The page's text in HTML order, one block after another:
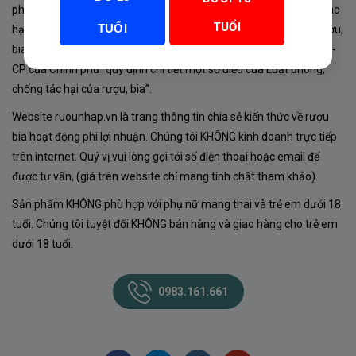
phủ về sản xuất, kinh doanh rượu. Tuân thủ Luật “phòng chống tác
hại của rượu, bia” số 44/2019/QH14-Điều 16 về “điều kiện bán rượu,
bia theo hình thức thương mại điện tử”; Nghị định số 24/2020/NĐ-
CP của Chính phủ “quy định chi tiết một số điều của Luật phòng,
chống tác hại của rượu, bia”.
Website ruounhap.vn là trang thông tin chia sẻ kiến thức về rượu
bia hoạt động phi lợi nhuận. Chúng tôi KHÔNG kinh doanh trực tiếp
trên internet. Quý vị vui lòng gọi tới số điện thoại hoặc email để
được tư vấn, (giá trên website chỉ mang tính chất tham khảo).
Sản phẩm KHÔNG phù hợp với phụ nữ mang thai và trẻ em dưới 18
tuổi. Chúng tôi tuyệt đối KHÔNG bán hàng và giao hàng cho trẻ em
dưới 18 tuổi.
0983.161.661
TUỔI
TUỔI